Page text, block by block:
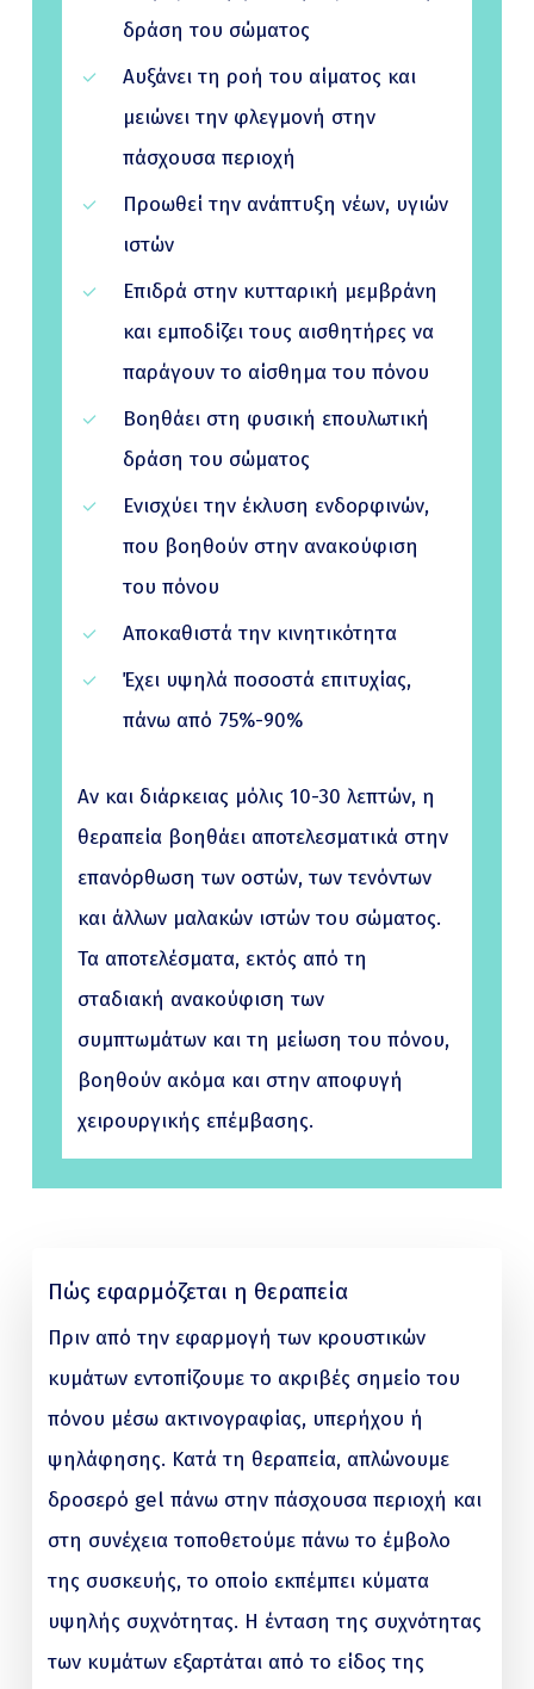
δράση του σώματος
Αυξάνει τη ροή του αίματος και
μειώνει την φλεγμονή στην
πάσχουσα περιοχή
Προωθεί την ανάπτυξη νέων, υγιών
ιστών
Επιδρά στην κυτταρική μεμβράνη
και εμποδίζει τους αισθητήρες να
παράγουν το αίσθημα του πόνου
Βοηθάει στη φυσική επουλωτική
δράση του σώματος
Ενισχύει την έκλυση ενδορφινών,
που βοηθούν στην ανακούφιση
του πόνου
Αποκαθιστά την κινητικότητα
Έχει υψηλά ποσοστά επιτυχίας,
πάνω από 75%-90%
Αν και διάρκειας μόλις 10-30 λεπτών, η
θεραπεία βοηθάει αποτελεσματικά στην
επανόρθωση των οστών, των τενόντων
και άλλων μαλακών ιστών του σώματος.
Τα αποτελέσματα, εκτός από τη
σταδιακή ανακούφιση των
συμπτωμάτων και τη μείωση του πόνου,
βοηθούν ακόμα και στην αποφυγή
χειρουργικής επέμβασης.
Πώς εφαρμόζεται η θεραπεία
Πριν από την εφαρμογή των κρουστικών
κυμάτων εντοπίζουμε το ακριβές σημείο του
πόνου μέσω ακτινογραφίας, υπερήχου ή
ψηλάφησης. Κατά τη θεραπεία, απλώνουμε
δροσερό gel πάνω στην πάσχουσα περιοχή και
στη συνέχεια τοποθετούμε πάνω το έμβολο
της συσκευής, το οποίο εκπέμπει κύματα
υψηλής συχνότητας. Η ένταση της συχνότητας
των κυμάτων εξαρτάται από το είδος της